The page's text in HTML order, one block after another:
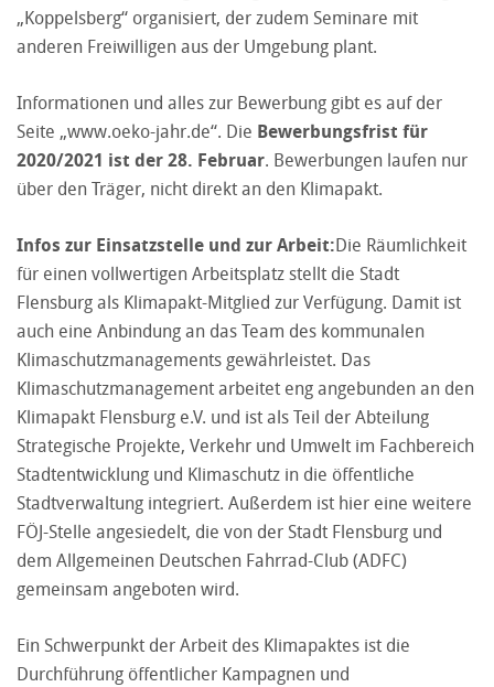
„Koppelsberg“ organisiert, der zudem Seminare mit
anderen Freiwilligen aus der Umgebung plant.
Informationen und alles zur Bewerbung gibt es auf der
Seite „www.oeko-jahr.de“. Die Bewerbungsfrist für
2020/2021 ist der 28. Februar. Bewerbungen laufen nur
über den Träger, nicht direkt an den Klimapakt.
Infos zur Einsatzstelle und zur Arbeit:Die Räumlichkeit
für einen vollwertigen Arbeitsplatz stellt die Stadt
Flensburg als Klimapakt-Mitglied zur Verfügung. Damit ist
auch eine Anbindung an das Team des kommunalen
Klimaschutzmanagements gewährleistet. Das
Klimaschutzmanagement arbeitet eng angebunden an den
Klimapakt Flensburg e.V. und ist als Teil der Abteilung
Strategische Projekte, Verkehr und Umwelt im Fachbereich
Stadtentwicklung und Klimaschutz in die öffentliche
Stadtverwaltung integriert. Außerdem ist hier eine weitere
FÖJ-Stelle angesiedelt, die von der Stadt Flensburg und
dem Allgemeinen Deutschen Fahrrad-Club (ADFC)
gemeinsam angeboten wird.
Ein Schwerpunkt der Arbeit des Klimapaktes ist die
Durchführung öffentlicher Kampagnen und